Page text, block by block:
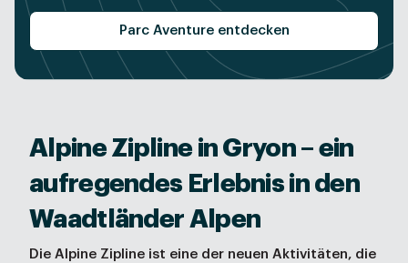
Parc Aventure entdecken
Alpine Zipline in Gryon – ein
aufregendes Erlebnis in den
Waadtländer Alpen
Die Alpine Zipline ist eine der neuen Aktivitäten, die